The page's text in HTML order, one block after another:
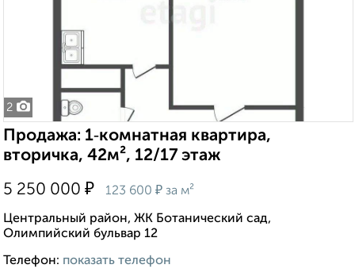
2
Продажа: 1‑комнатная квартира,
вторичка, 42м², 12/17 этаж
5 250 000 ₽ 123 600 ₽ за м²
Центральный район, ЖК Ботанический сад,
Олимпийский бульвар 12
Телефон: показать телефон